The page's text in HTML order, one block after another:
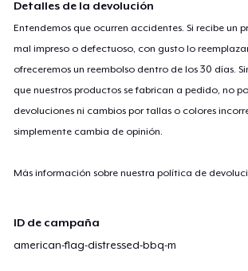
Detalles de la devolución
Entendemos que ocurren accidentes. Si recibe un
mal impreso o defectuoso, con gusto lo
ofreceremos un reembolso dentro de los 30 días.
que nuestros productos se fabrican a pedido, no
devoluciones ni cambios por tallas o colores
simplemente cambia de opinión.
Más información sobre nuestra política de
ID de campaña
american-flag-distressed-bbq-m